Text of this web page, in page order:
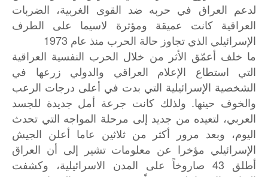
لدعم العراق في حربه ضد القوى الغربية، الضربات
العراقية كانت عميقة ومؤثرة لاسيما على الطرف
الإسرائيلي الذي تجاوز حالة الحرب منذ عام 1973
ما خلف أعمّق الأثر من خلال الحرب النفسية العراقية
التي استطاع الإعلام العراقي والدولي زرعها في
الشخصية الإسرائيلية التي بدت في أعلى درجات الرعب
والخوف حينها. ولذلك كانت جرعة أمل جديدة للجسد
العربي، لتعيده من جديد إلى مرحلة المواجه التي تحدث
اليوم، وبعد مرور أكثر من ثلاثين عاما أعلن الجيش
الإسرائيلي مؤخرا عن معلومات تشير إلى أن العراق
أطلق 43 صاروخاً على المدن الاسرائيلية، وكشفت